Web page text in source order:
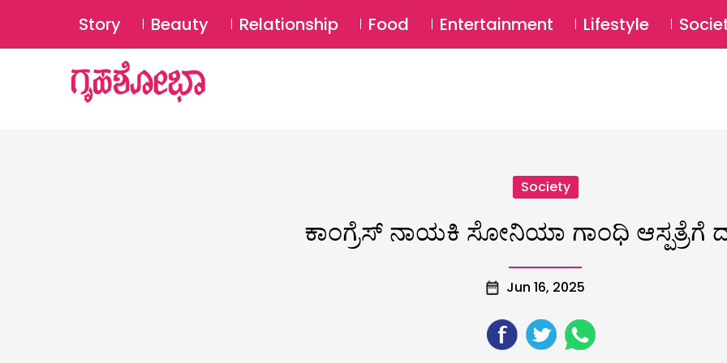
Story Beauty Relationship Food Entertainment Lifestyle
Society
ಕಾಂಗ್ರೆಸ್‌ ನಾಯಕಿ ಸೋನಿಯಾ ಗಾಂಧಿ ಆಸ್ಪತ್ರೆಗೆ
Jun 16, 2025